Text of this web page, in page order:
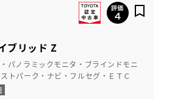
ブリッド Z
パノラミックモニタ・ブラインドモニ
トパーク・ナビ・フルセグ・ＥＴＣ